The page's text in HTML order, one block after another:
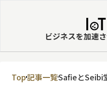
ビジネスを加速
MVNE
Top記事一覧SafieとSeibi